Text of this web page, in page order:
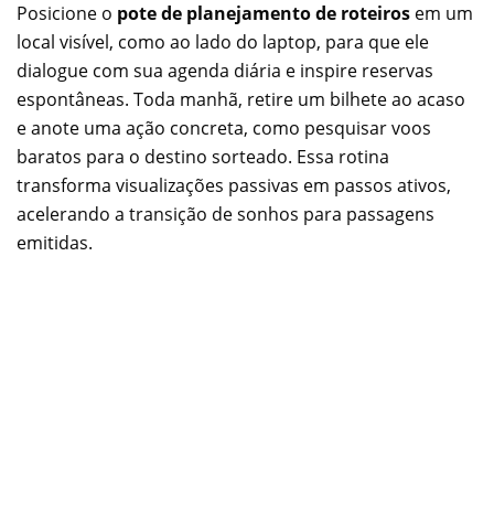
Posicione o pote de planejamento de roteiros em um
local visível, como ao lado do laptop, para que ele
dialogue com sua agenda diária e inspire reservas
espontâneas. Toda manhã, retire um bilhete ao acaso
e anote uma ação concreta, como pesquisar voos
baratos para o destino sorteado. Essa rotina
transforma visualizações passivas em passos ativos,
acelerando a transição de sonhos para passagens
emitidas.